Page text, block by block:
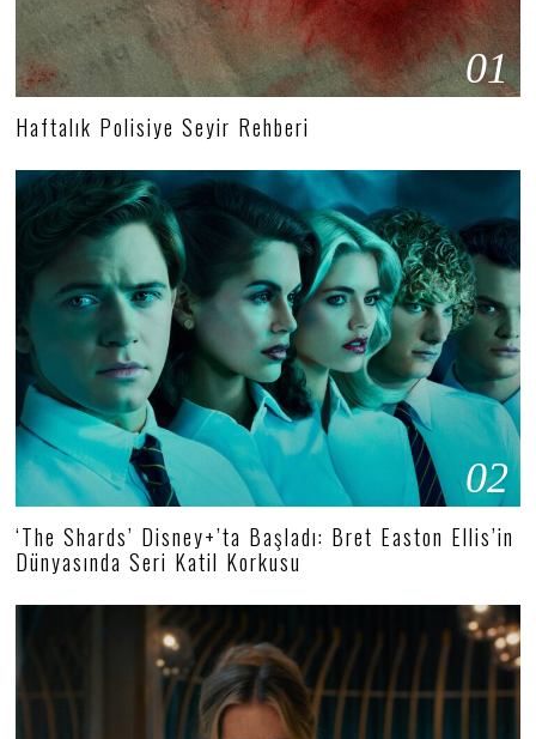
01
Haftalık Polisiye Seyir Rehberi
02
‘The Shards’ Disney+’ta Başladı: Bret Easton Ellis’in
Dünyasında Seri Katil Korkusu